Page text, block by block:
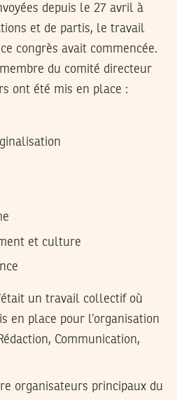
depuis le 27 avril à
et de partis, le travail
congrès avait commencée.
du comité directeur
ont été mis en place :
et culture
un travail collectif où
en place pour l’organisation
Communication,
organisateurs principaux du